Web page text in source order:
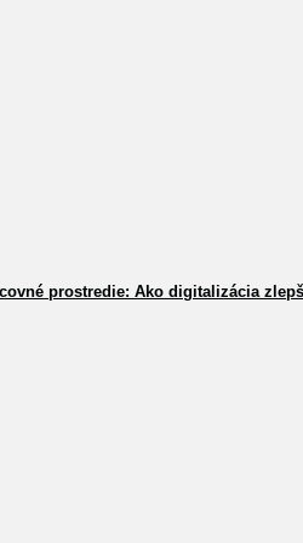
prostredie: Ako digitalizácia